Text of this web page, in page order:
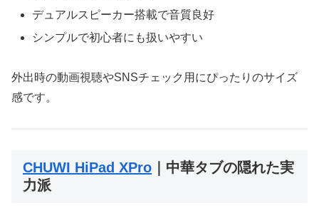
デュアルスピーカー搭載で音質良好
シンプルで初心者にも扱いやすい
外出時の動画視聴やSNSチェック用にぴったりのサイズ
感です。
CHUWI HiPad XPro ｜中華タブの隠れた実
力派